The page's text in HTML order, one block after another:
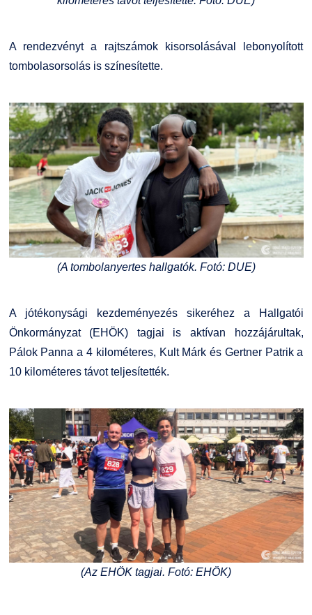
A rendezvényt a rajtszámok kisorsolásával lebonyolított
tombolasorsolás is színesítette.
(A tombolanyertes hallgatók. Fotó: DUE)
A jótékonysági kezdeményezés sikeréhez a Hallgatói
Önkormányzat (EHÖK) tagjai is aktívan hozzájárultak,
Pálok Panna a 4 kilométeres, Kult Márk és Gertner Patrik a
10 kilométeres távot teljesítették.
(Az EHÖK tagjai. Fotó: EHÖK)